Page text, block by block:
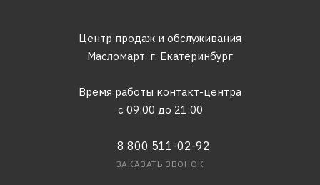
Центр продаж и обслуживания
Масломарт, г. Екатеринбург
Время работы контакт-центра
с 09:00 до 21:00
8 800 511-02-92
ЗАКАЗАТЬ ЗВОНОК